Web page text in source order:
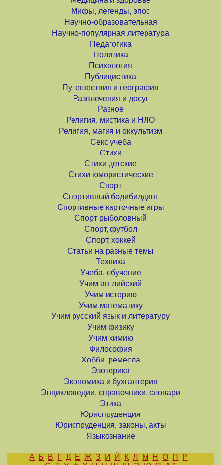
Мифы, легенды, эпос
Научно-образовательная
Научно-популярная литература
Педагогика
Политика
Психология
Публицистика
Путешествия и география
Развлечения и досуг
Разное
Религия, мистика и НЛО
Религия, магия и оккультизм
Секс учеба
Стихи
Стихи детские
Стихи юмористические
Спорт
Спортивный бодибилдинг
Спортивные карточные игры
Спорт рыболовный
Спорт, футбол
Спорт, хоккей
Статьи на разные темы
Техника
Учеба, обучение
Учим английский
Учим историю
Учим математику
Учим русский язык и литературу
Учим физику
Учим химию
Философия
Хобби, ремесла
Эзотерика
Экономика и бухгалтерия
Энциклопедии, справочники, словари
Этика
Юриспруденция
Юриспруденция, законы, акты
Языкознание
А Б В Г Д Е Ж З И Й К Л М Н О П
Р